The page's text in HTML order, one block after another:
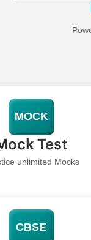
MOCK
Test
unlimited Mocks
CBSE